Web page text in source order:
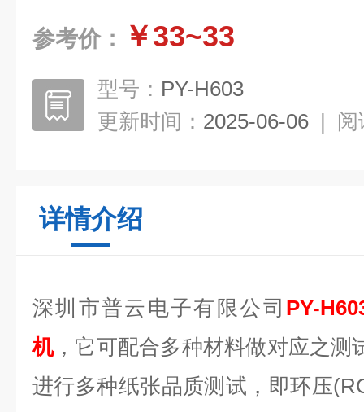
参考价： ￥33~33
型号： PY-H603
更新时间： 2025-06-06 | 阅
详情介绍
深圳市普云电子有限公司 PY-
机，它可配合多种材料做对应之测
进行多种纸张品质测试，即环压